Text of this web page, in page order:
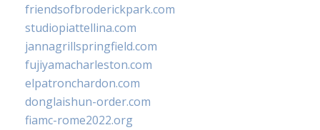
friendsofbroderickpark.com
studiopiattellina.com
jannagrillspringfield.com
fujiyamacharleston.com
elpatronchardon.com
donglaishun-order.com
fiamc-rome2022.org